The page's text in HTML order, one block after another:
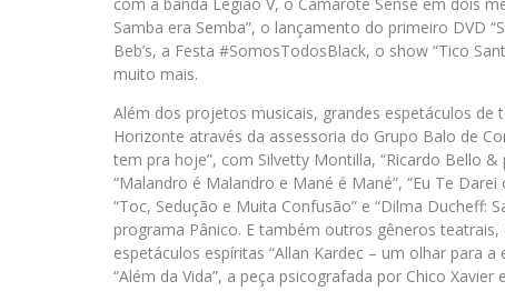
Samba era Semba”, o lançamento do primeiro DVD
Beb’s, a Festa #SomosTodosBlack, o show “Tico
muito mais.
Além dos projetos musicais, grandes espetáculos
Horizonte através da assessoria do Grupo Balo de
tem pra hoje”, com Silvetty Montilla, “Ricardo Bello &
“Malandro é Malandro e Mané é Mané”, “Eu Te
“Toc, Sedução e Muita Confusão” e “Dilma Ducheff:
programa Pânico. E também outros gêneros
espetáculos espíritas “Allan Kardec – um olhar para a
“Além da Vida”, a peça psicografada por Chico Xavier